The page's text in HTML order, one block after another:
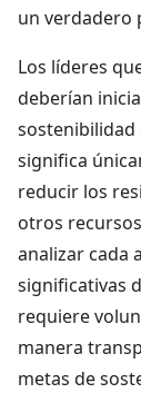
un verdadero
Los líderes
deberían
sostenibilidad
significa
reducir los
otros
analizar cada
significativas
requiere
manera
metas de